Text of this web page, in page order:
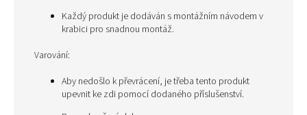
Každý produkt je dodáván s montážním návodem v
krabici pro snadnou montáž.
Varování:
Aby nedošlo k převrácení, je třeba tento produkt
upevnit ke zdi pomocí dodaného příslušenství.